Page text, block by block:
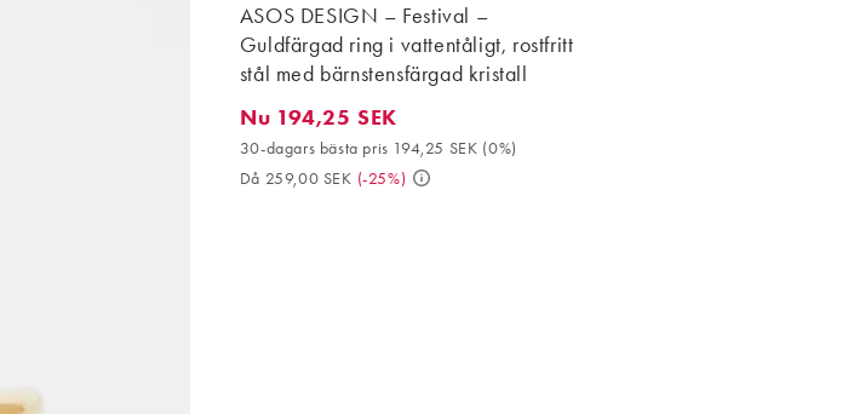
ASOS DESIGN – Festival –
Guldfärgad ring i vattentåligt, rostfritt
stål med bärnstensfärgad kristall
Nu 194,25 SEK. 30-dagars bästa pris 194,25 SEK (0%). Då 259,00 SEK. (-
Nu 194,25 SEK
30-dagars bästa pris 194,25 SEK (0%)
Då 259,00 SEK (-25%)